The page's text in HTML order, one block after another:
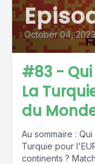
October 04, 2023
#83 - Qui
La
du
Au sommaire : Qui va organiser l'EURO 2028 ? La
Turquie pour l'EURO 2032 ? Une
continents ?